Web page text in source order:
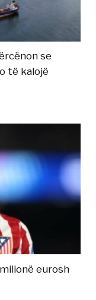
se
të kalojë
eurosh